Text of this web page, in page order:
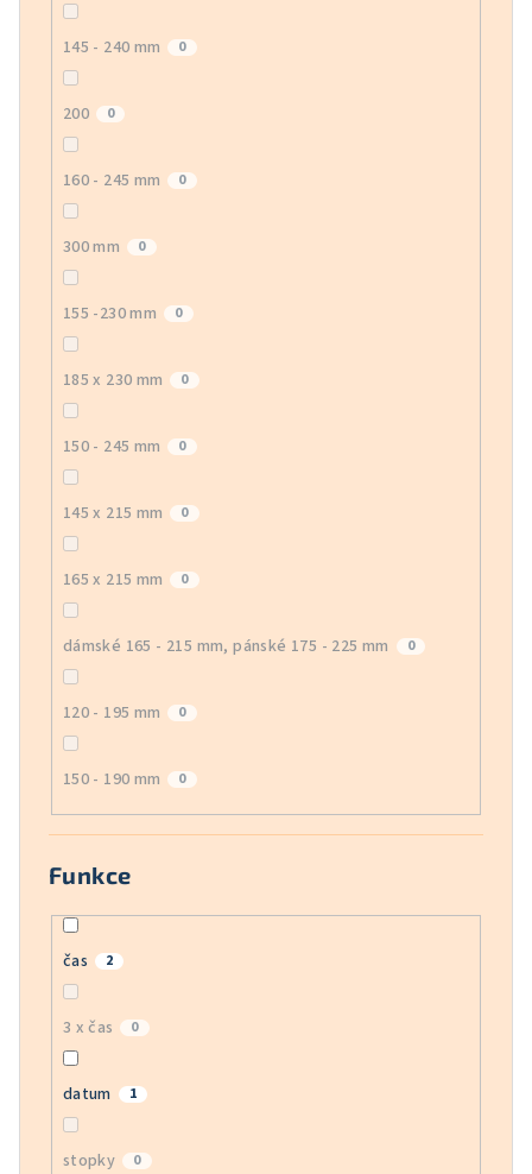
145 - 240 mm 0
200 0
160 - 245 mm 0
300 mm 0
155 -230 mm 0
185 x 230 mm 0
150 - 245 mm 0
145 x 215 mm 0
165 x 215 mm 0
dámské 165 - 215 mm, pánské 175 - 225 mm 0
120 - 195 mm 0
150 - 190 mm 0
Funkce
čas 2
3 x čas 0
datum 1
stopky 0